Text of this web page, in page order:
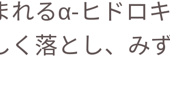
れるα-ヒドロ
く落とし、み